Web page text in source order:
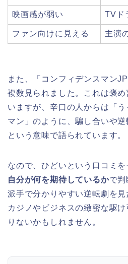
映画感が弱い TVド
ファン向けに見える 主演
また、「コンフィデンスマン
複数見られました。これは褒
いますが、辛口の人からは「
マン」のように、騙し合いや
という意味で語られています。
なので、ひどいという口コミを
自分が何を期待しているかで判
派手で分かりやすい逆転劇を見
カジノやビジネスの緻密な駆
りないかもしれません。